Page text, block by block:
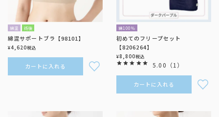
綿混 術後
綿混サポートブラ【98101】
¥4,620税込
カートに入れる
綿100％
初めてのフリープセット
【8206264】
¥8,800税込
5.00 （1 ）
カートに入れる